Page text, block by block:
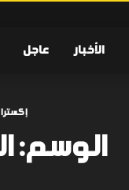
الأخبار عاجل
الوسم: